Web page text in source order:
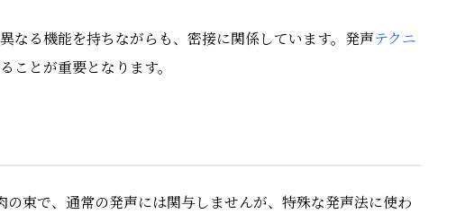
なる機能を持ちながらも、密接に関係しています。発声テクニ
ことが重要となります。
の束で、通常の発声には関与しませんが、特殊な発声法に使わ